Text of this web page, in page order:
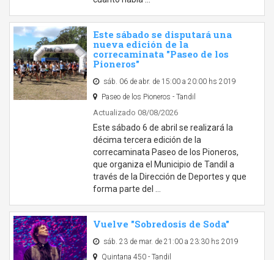
Este sábado se disputará una
nueva edición de la
correcaminata "Paseo de los
Pioneros"
sáb. 06 de abr. de 15:00 a 20:00 hs 2019
Paseo de los Pioneros - Tandil
Actualizado 08/08/2026
Este sábado 6 de abril se realizará la
décima tercera edición de la
correcaminata Paseo de los Pioneros,
que organiza el Municipio de Tandil a
través de la Dirección de Deportes y que
forma parte del …
Vuelve "Sobredosis de Soda"
sáb. 23 de mar. de 21:00 a 23:30 hs 2019
Quintana 450 - Tandil